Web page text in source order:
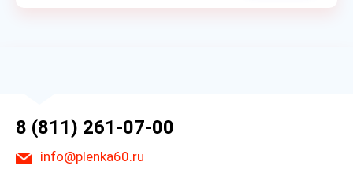
8 (811) 261-07-00
info@plenka60.ru